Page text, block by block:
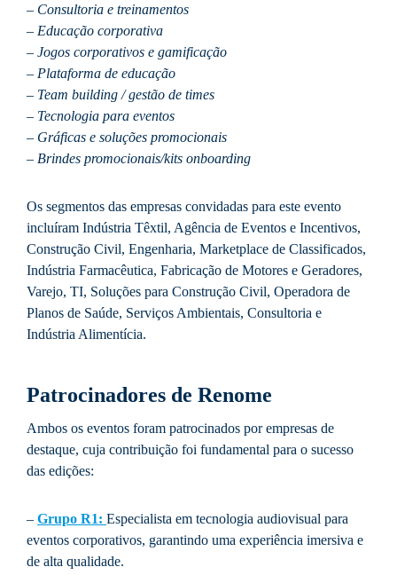
– Consultoria e treinamentos
– Educação corporativa
– Jogos corporativos e gamificação
– Plataforma de educação
– Team building / gestão de times
– Tecnologia para eventos
– Gráficas e soluções promocionais
– Brindes promocionais/kits onboarding
Os segmentos das empresas convidadas para este evento
incluíram Indústria Têxtil, Agência de Eventos e Incentivos,
Construção Civil, Engenharia, Marketplace de Classificados,
Indústria Farmacêutica, Fabricação de Motores e Geradores,
Varejo, TI, Soluções para Construção Civil, Operadora de
Planos de Saúde, Serviços Ambientais, Consultoria e
Indústria Alimentícia.
Patrocinadores de Renome
Ambos os eventos foram patrocinados por empresas de
destaque, cuja contribuição foi fundamental para o sucesso
das edições:
– Grupo R1: Especialista em tecnologia audiovisual para
eventos corporativos, garantindo uma experiência imersiva e
de alta qualidade.